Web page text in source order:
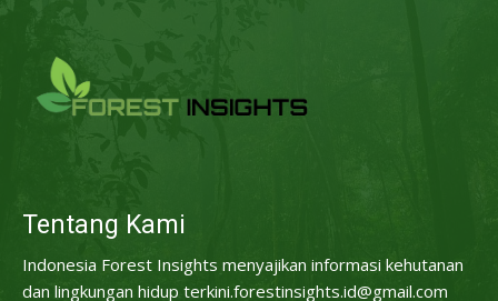
Tentang Kami
Indonesia Forest Insights menyajikan informasi kehutanan
dan lingkungan hidup terkini.forestinsights.id@gmail.com